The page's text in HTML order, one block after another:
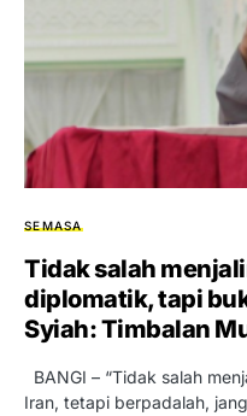
SEMASA
Tidak salah
diplomatik, tapi
Syiah: Timbalan
BANGI – “Tidak salah
Iran, tetapi berpadalah,